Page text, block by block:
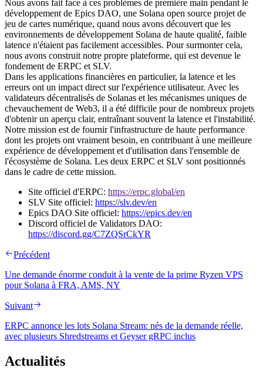
Nous avons fait face à ces problèmes de première main pendant le
développement de Epics DAO, une Solana open source projet de
jeu de cartes numérique, quand nous avons découvert que les
environnements de développement Solana de haute qualité, faible
latence n'étaient pas facilement accessibles. Pour surmonter cela,
nous avons construit notre propre plateforme, qui est devenue le
fondement de ERPC et SLV.
Dans les applications financières en particulier, la latence et les
erreurs ont un impact direct sur l'expérience utilisateur. Avec les
validateurs décentralisés de Solanas et les mécanismes uniques de
chevauchement de Web3, il a été difficile pour de nombreux projets
d'obtenir un aperçu clair, entraînant souvent la latence et l'instabilité.
Notre mission est de fournir l'infrastructure de haute performance
dont les projets ont vraiment besoin, en contribuant à une meilleure
expérience de développement et d'utilisation dans l'ensemble de
l'écosystème de Solana. Les deux ERPC et SLV sont positionnés
dans le cadre de cette mission.
Site officiel d'ERPC: https://erpc.global/en
SLV Site officiel: https://slv.dev/en
Epics DAO Site officiel: https://epics.dev/en
Discord officiel de Validators DAO:
https://discord.gg/C7ZQSrCkYR
Précédent
Une demande énorme conduit à la vente de la prime Ryzen VPS
pour Solana à FRA, AMS, NY
Suivant
ERPC annonce les lots Solana Stream: nés de la demande réelle,
avec plusieurs Shredstreams et Geyser gRPC inclus
Actualités